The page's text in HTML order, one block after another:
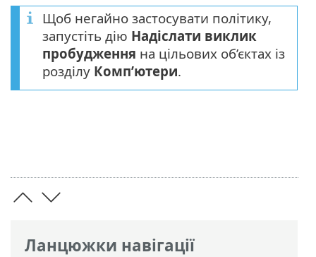
Ланцюжки навігації
Щоб негайно застосувати політику,
запустіть дію Надіслати виклик
пробудження на цільових об’єктах із
розділу Комп’ютери.